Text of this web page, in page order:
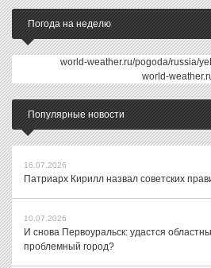
Погода на неделю
world-weather.ru/pogoda/russia/
world-
Популярные новости
16.07.2026
Патриарх Кирилл назвал советских
10.07.2026
И снова Первоуральск: удастся
проблемный город?